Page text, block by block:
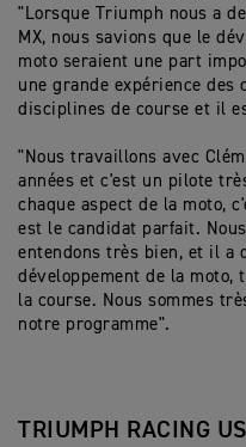
"Lorsque Triumph nous a
MX, nous savions que le
moto seraient une part
une grande expérience des
disciplines de course et il
"Nous travaillons avec
années et c'est un pilote
chaque aspect de la moto,
est le candidat parfait.
entendons très bien, et il a
développement de la
la course. Nous sommes
notre programme".
TRIUMPH RACING